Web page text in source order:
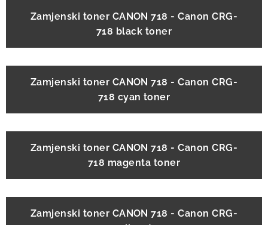
Zamjenski toner CANON 718 - Canon CRG-
718 black toner
Zamjenski toner CANON 718 - Canon CRG-
718 cyan toner
Zamjenski toner CANON 718 - Canon CRG-
718 magenta toner
Zamjenski toner CANON 718 - Canon CRG-